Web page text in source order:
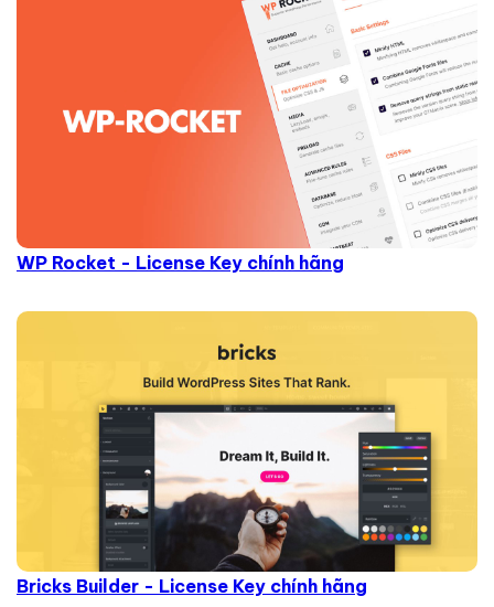
WP Rocket - License Key chính hãng
Bricks Builder - License Key chính hãng